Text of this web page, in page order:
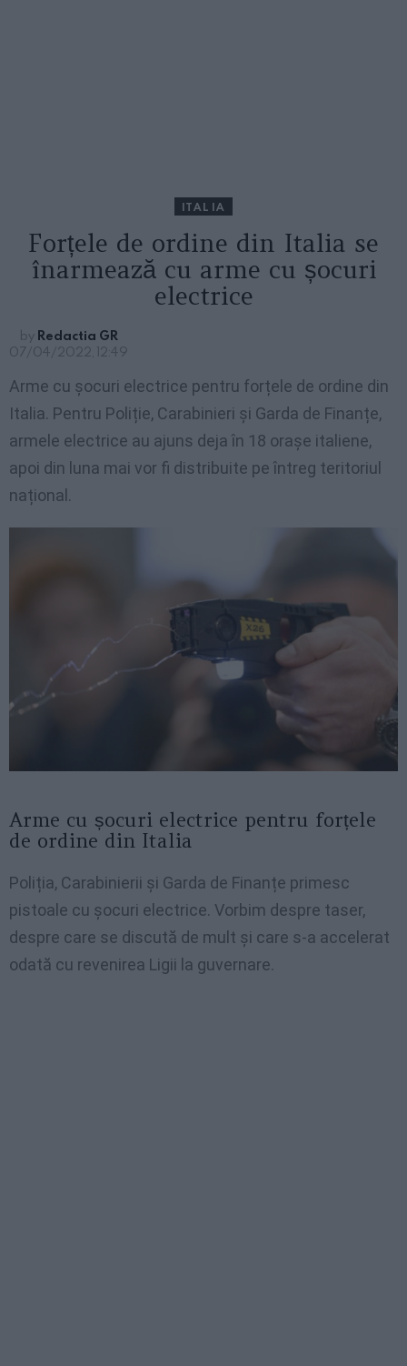
ITALIA
Forțele de ordine din Italia se
înarmează cu arme cu șocuri
electrice
by Redactia GR
07/04/2022, 12:49
Arme cu șocuri electrice pentru forțele de ordine din
Italia. Pentru Poliție, Carabinieri și Garda de Finanțe,
armele electrice au ajuns deja în 18 orașe italiene,
apoi din luna mai vor fi distribuite pe întreg teritoriul
național.
Arme cu șocuri electrice pentru forțele
de ordine din Italia
Poliția, Carabinierii și Garda de Finanțe primesc
pistoale cu șocuri electrice. Vorbim despre taser,
despre care se discută de mult și care s-a accelerat
odată cu revenirea Ligii la guvernare.